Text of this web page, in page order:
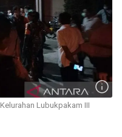
Lubukpakam III